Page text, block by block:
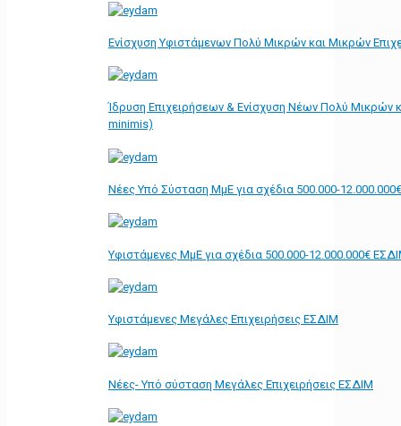
Ενίσχυση Υφιστάμενων Πολύ Μικρών και Μικρών
Ίδρυση Επιχειρήσεων & Ενίσχυση Νέων Πολύ Μικρών
minimis)
Νέες Υπό Σύσταση ΜμΕ για σχέδια 500.000-
Υφιστάμενες ΜμΕ για σχέδια 500.000-12.000.000€
Υφιστάμενες Μεγάλες Επιχειρήσεις ΕΣΔΙΜ
Νέες- Υπό σύσταση Μεγάλες Επιχειρήσεις ΕΣΔΙΜ